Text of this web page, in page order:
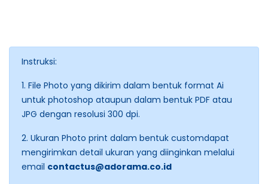
Instruksi:
1. File Photo yang dikirim dalam bentuk format Ai
untuk photoshop ataupun dalam bentuk PDF atau
JPG dengan resolusi 300 dpi.
2. Ukuran Photo print dalam bentuk customdapat
mengirimkan detail ukuran yang diinginkan melalui
email contactus@adorama.co.id